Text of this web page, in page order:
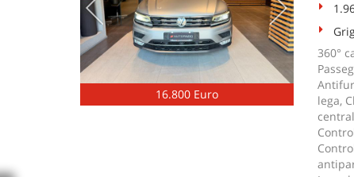
16.800 Euro
360°
lega,